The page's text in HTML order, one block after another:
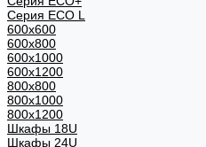
Серия ECO L
600x600
600x800
600х1000
600х1200
800x800
800х1000
800х1200
Шкафы 18U
Шкафы 24U